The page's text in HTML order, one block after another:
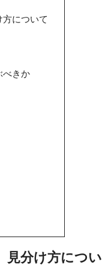
について
べきか
見分け方につい